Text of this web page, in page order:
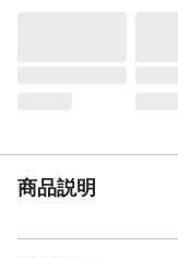
商品説明